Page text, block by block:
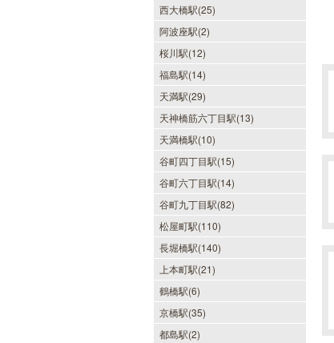
西大橋駅(25)
阿波座駅(2)
桜川駅(12)
福島駅(14)
天満駅(29)
天神橋筋六丁目駅(13)
天満橋駅(10)
谷町四丁目駅(15)
谷町六丁目駅(14)
谷町九丁目駅(82)
松屋町駅(110)
長堀橋駅(140)
上本町駅(21)
鶴橋駅(6)
京橋駅(35)
都島駅(2)
DAZZLE（ダズル）
新大阪駅東口徒歩１分！大阪のメン
エス業界の中でも最高クラスのクオ
リティ!!厳選に厳選を重ねたセラピ